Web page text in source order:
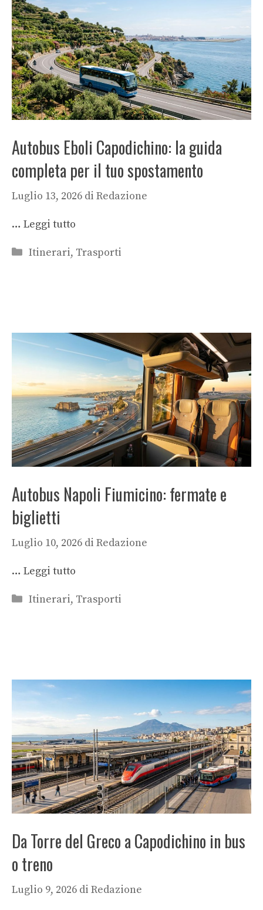
Autobus Eboli Capodichino: la guida
completa per il tuo spostamento
Luglio 13, 2026 di Redazione
… Leggi tutto
Categorie
Itinerari, Trasporti
Autobus Napoli Fiumicino: fermate e
biglietti
Luglio 10, 2026 di Redazione
… Leggi tutto
Categorie
Itinerari, Trasporti
Da Torre del Greco a Capodichino in bus
o treno
Luglio 9, 2026 di Redazione